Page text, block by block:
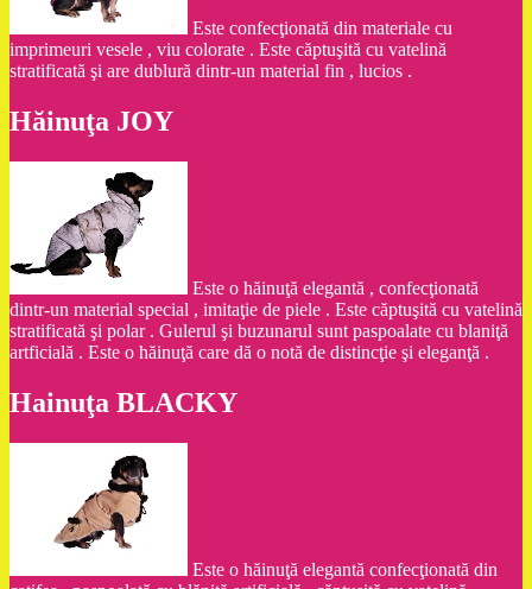
Este confecţionată din materiale cu
imprimeuri vesele , viu colorate . Este căptuşită cu vatelină
stratificată şi are dublură dintr-un material fin , lucios .
Hăinuţa JOY
Este o hăinuţă elegantă , confecţionată
dintr-un material special , imitaţie de piele . Este căptuşită cu vatelină
stratificată şi polar . Gulerul şi buzunarul sunt paspoalate cu blaniţă
artficială . Este o hăinuţă care dă o notă de distincţie şi eleganţă .
Hainuţa BLACKY
Este o hăinuţă elegantă confecţionată din